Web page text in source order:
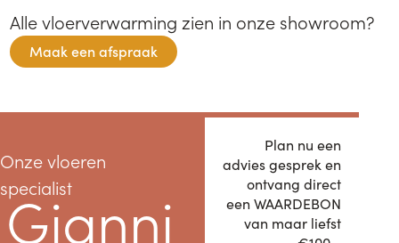
alle vloerverwarming zien in onze showroom?​
Maak een afspraak
Onze vloeren
specialist
Gianni
Plan nu een
advies gesprek en
ontvang direct
een WAARDEBON
van maar liefst